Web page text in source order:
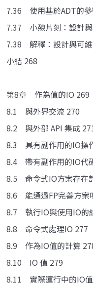
7.36 使用基於ADT的
7.37 小憩片刻：設計
7.38 解釋：設計與可
小結 268
第8章 作為值的IO 269
8.1 與外界交流 270
8.2 與外部 API 集成
8.3 具有副作用的IO操
8.4 帶有副作用的IO代
8.5 命令式IO方案存在
8.6 能通過FP完善方案
8.7 執行IO與使用IO的
8.8 命令式處理IO 277
8.9 作為IO值的計算
8.10 IO 值 279
8.11 實際運行中的IO